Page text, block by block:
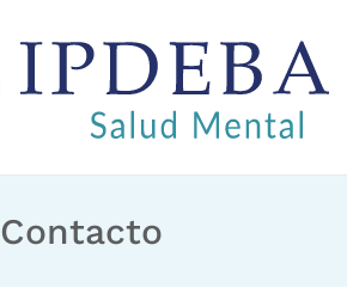
Contacto